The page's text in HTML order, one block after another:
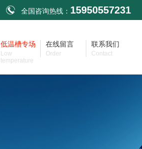
全国咨询热线： 15950557231
低温槽专场
Low
temperature
在线留言
Order
联系我们
Contact